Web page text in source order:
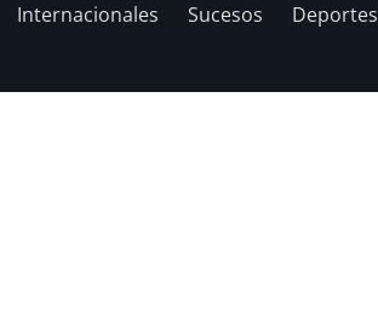
Internacionales Sucesos Deportes